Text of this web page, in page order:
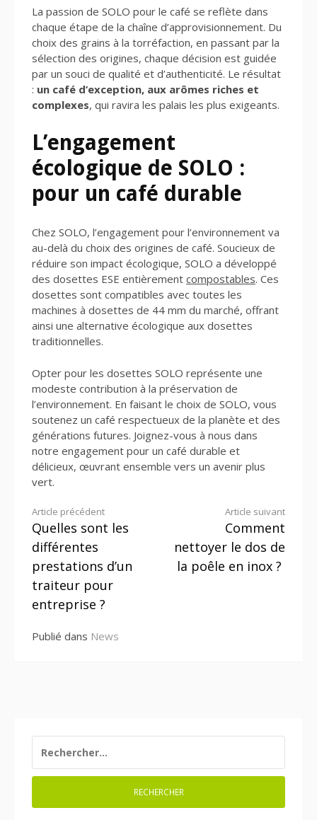
La passion de SOLO pour le café se reflète dans
chaque étape de la chaîne d’approvisionnement. Du
choix des grains à la torréfaction, en passant par la
sélection des origines, chaque décision est guidée
par un souci de qualité et d’authenticité. Le résultat
: un café d’exception, aux arômes riches et
complexes, qui ravira les palais les plus exigeants.
L’engagement
écologique de SOLO :
pour un café durable
Chez SOLO, l’engagement pour l’environnement va
au-delà du choix des origines de café. Soucieux de
réduire son impact écologique, SOLO a développé
des dosettes ESE entièrement compostables. Ces
dosettes sont compatibles avec toutes les
machines à dosettes de 44 mm du marché, offrant
ainsi une alternative écologique aux dosettes
traditionnelles.
Opter pour les dosettes SOLO représente une
modeste contribution à la préservation de
l’environnement. En faisant le choix de SOLO, vous
soutenez un café respectueux de la planète et des
générations futures. Joignez-vous à nous dans
notre engagement pour un café durable et
délicieux, œuvrant ensemble vers un avenir plus
vert.
Lire
la
suite
Article précédent
Quelles sont les
différentes
prestations d’un
traiteur pour
entreprise ?
Article suivant
Comment
nettoyer le dos de
la poêle en inox ?
Publié dans News